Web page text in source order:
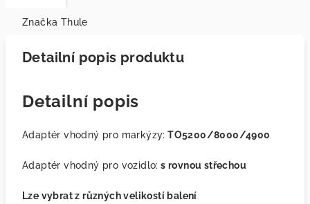
Značka Thule
Detailní popis produktu
Detailní popis
Adaptér vhodný pro markýzy: TO5200/8000/4900
Adaptér vhodný pro vozidlo: s rovnou střechou
Lze vybrat z různých velikostí balení